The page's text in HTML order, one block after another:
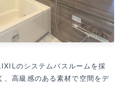
のシステムバスルームを採
、高級感のある素材で空間をデ